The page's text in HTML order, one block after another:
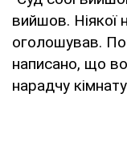
вийшов. Ніякої
оголошував.
написано, що
нарадчу